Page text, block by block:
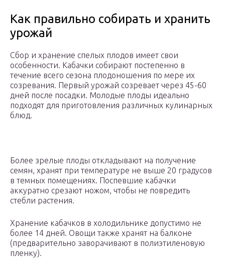
Как правильно собирать и хранить
урожай
Сбор и хранение спелых плодов имеет свои
особенности. Кабачки собирают постепенно в
течение всего сезона плодоношения по мере их
созревания. Первый урожай созревает через 45-60
дней после посадки. Молодые плоды идеально
подходят для приготовления различных кулинарных
блюд.
Более зрелые плоды откладывают на получение
семян, хранят при температуре не выше 20 градусов
в темных помещениях. Поспевшие кабачки
аккуратно срезают ножом, чтобы не повредить
стебли растения.
Хранение кабачков в холодильнике допустимо не
более 14 дней. Овощи также хранят на балконе
(предварительно заворачивают в полиэтиленовую
пленку).